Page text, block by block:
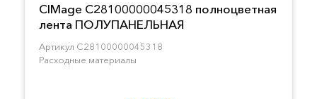
CIMage C28100000045318 полноцветная
лента ПОЛУПАНЕЛЬНАЯ
Артикул C28100000045318
Расходные материалы